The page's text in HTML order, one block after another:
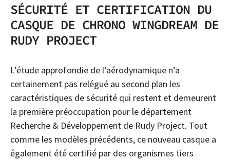
SÉCURITÉ ET CERTIFICATION DU
CASQUE DE CHRONO WINGDREAM DE
RUDY PROJECT
L’étude approfondie de l’aérodynamique n’a
certainement pas relégué au second plan les
caractéristiques de sécurité qui restent et demeurent
la première préoccupation pour le département
Recherche & Développement de Rudy Project. Tout
comme les modèles précédents, ce nouveau casque a
également été certifié par des organismes tiers